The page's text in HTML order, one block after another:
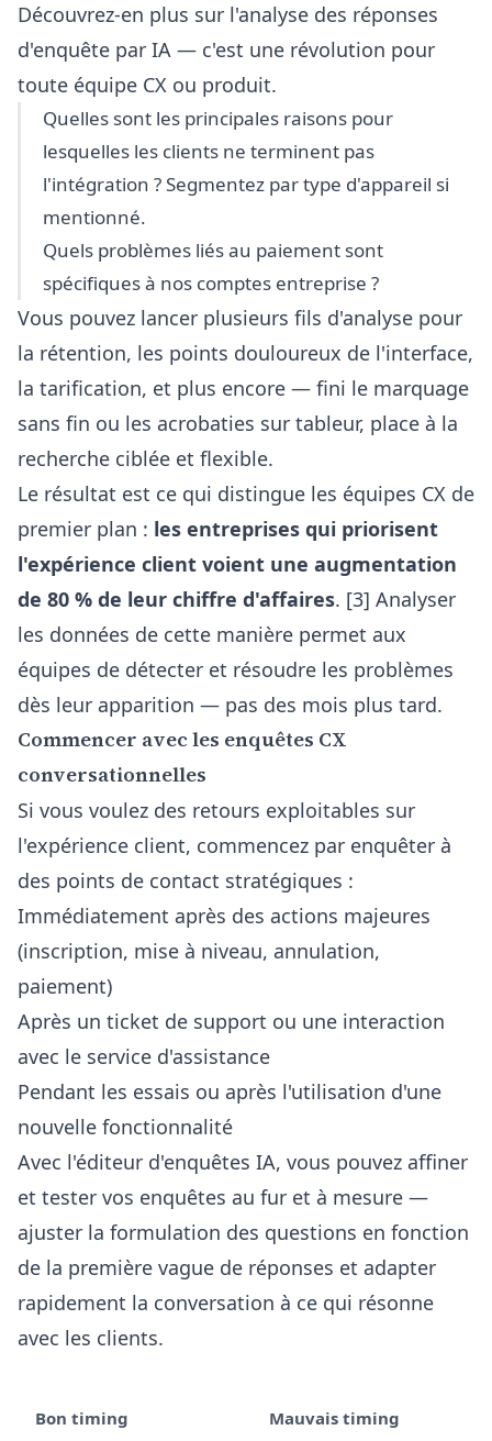
Découvrez-en plus sur l'analyse des réponses
d'enquête par IA — c'est une révolution pour
toute équipe CX ou produit.
Quelles sont les principales raisons pour
lesquelles les clients ne terminent pas
l'intégration ? Segmentez par type d'appareil si
mentionné.
Quels problèmes liés au paiement sont
spécifiques à nos comptes entreprise ?
Vous pouvez lancer plusieurs fils d'analyse pour
la rétention, les points douloureux de l'interface,
la tarification, et plus encore — fini le marquage
sans fin ou les acrobaties sur tableur, place à la
recherche ciblée et flexible.
Le résultat est ce qui distingue les équipes CX de
premier plan : les entreprises qui priorisent
l'expérience client voient une augmentation
de 80 % de leur chiffre d'affaires. [3] Analyser
les données de cette manière permet aux
équipes de détecter et résoudre les problèmes
dès leur apparition — pas des mois plus tard.
Commencer avec les enquêtes CX
conversationnelles
Si vous voulez des retours exploitables sur
l'expérience client, commencez par enquêter à
des points de contact stratégiques :
Immédiatement après des actions majeures
(inscription, mise à niveau, annulation,
paiement)
Après un ticket de support ou une interaction
avec le service d'assistance
Pendant les essais ou après l'utilisation d'une
nouvelle fonctionnalité
Avec l'éditeur d'enquêtes IA, vous pouvez affiner
et tester vos enquêtes au fur et à mesure —
ajuster la formulation des questions en fonction
de la première vague de réponses et adapter
rapidement la conversation à ce qui résonne
avec les clients.
Bon timing Mauvais timing